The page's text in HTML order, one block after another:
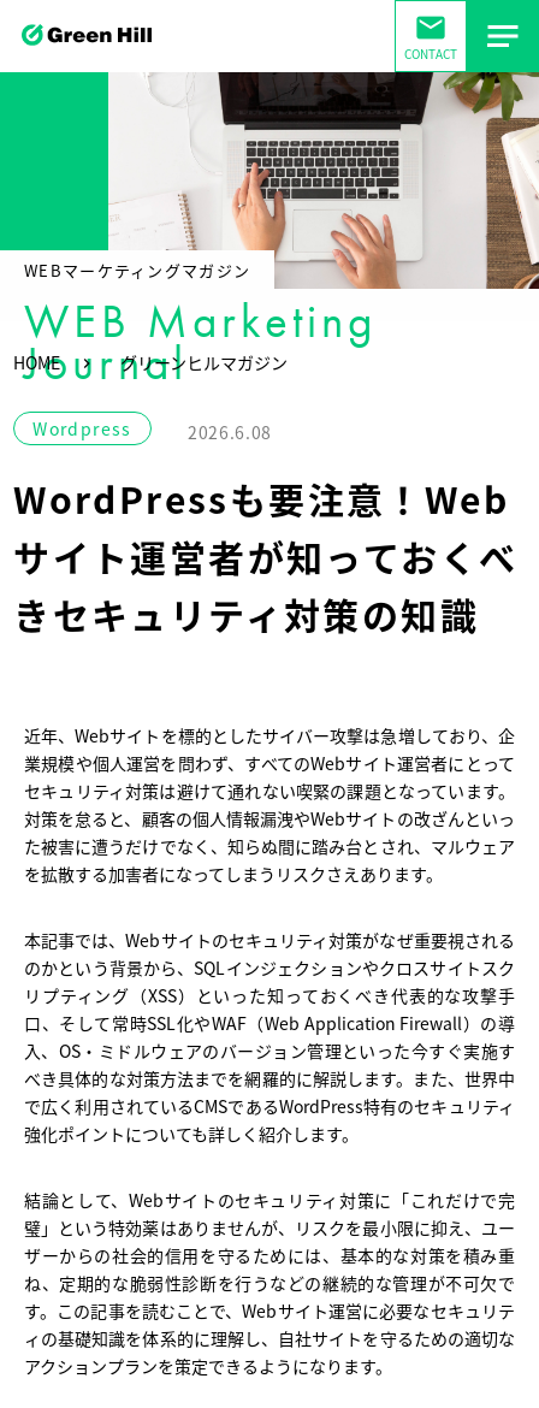
mail
CONTACT
WEBマーケティングマガジン
WEB Marketing
Journal
HOME グリーンヒルマガジン
Wordpress 2026.6.08
WordPressも要注意！Web
サイト運営者が知っておくべ
きセキュリティ対策の知識
近年、Webサイトを標的としたサイバー攻撃は急増しており、企
業規模や個人運営を問わず、すべてのWebサイト運営者にとって
セキュリティ対策は避けて通れない喫緊の課題となっています。
対策を怠ると、顧客の個人情報漏洩やWebサイトの改ざんといっ
た被害に遭うだけでなく、知らぬ間に踏み台とされ、マルウェア
を拡散する加害者になってしまうリスクさえあります。
本記事では、Webサイトのセキュリティ対策がなぜ重要視される
のかという背景から、SQLインジェクションやクロスサイトスク
リプティング（XSS）といった知っておくべき代表的な攻撃手
口、そして常時SSL化やWAF（Web Application Firewall）の導
入、OS・ミドルウェアのバージョン管理といった今すぐ実施す
べき具体的な対策方法までを網羅的に解説します。また、世界中
で広く利用されているCMSであるWordPress特有のセキュリティ
強化ポイントについても詳しく紹介します。
結論として、Webサイトのセキュリティ対策に「これだけで完
璧」という特効薬はありませんが、リスクを最小限に抑え、ユー
ザーからの社会的信用を守るためには、基本的な対策を積み重
ね、定期的な脆弱性診断を行うなどの継続的な管理が不可欠で
す。この記事を読むことで、Webサイト運営に必要なセキュリテ
ィの基礎知識を体系的に理解し、自社サイトを守るための適切な
アクションプランを策定できるようになります。